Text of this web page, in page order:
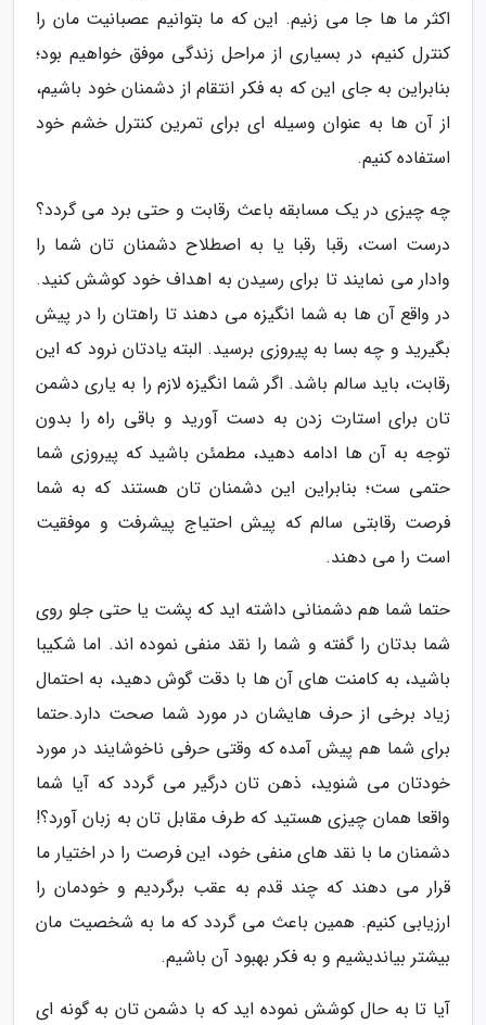
اکثر ما ها جا می زنیم. این که ما بتوانیم عصبانیت مان را
کنترل کنیم، در بسیاری از مراحل زندگی موفق خواهیم بود؛
بنابراین به جای این که به فکر انتقام از دشمنان خود باشیم،
از آن ها به عنوان وسیله ای برای تمرین کنترل خشم خود
استفاده کنیم.
چه چیزی در یک مسابقه باعث رقابت و حتی برد می گردد؟
درست است، رقبا رقبا یا به اصطلاح دشمنان تان شما را
وادار می نمایند تا برای رسیدن به اهداف خود کوشش کنید.
در واقع آن ها به شما انگیزه می دهند تا راهتان را در پیش
بگیرید و چه بسا به پیروزی برسید. البته یادتان نرود که این
رقابت، باید سالم باشد. اگر شما انگیزه لازم را به یاری دشمن
تان برای استارت زدن به دست آورید و باقی راه را بدون
توجه به آن ها ادامه دهید، مطمئن باشید که پیروزی شما
حتمی ست؛ بنابراین این دشمنان تان هستند که به شما
فرصت رقابتی سالم که پیش احتیاج پیشرفت و موفقیت
است را می دهند.
حتما شما هم دشمنانی داشته اید که پشت یا حتی جلو روی
شما بدتان را گفته و شما را نقد منفی نموده اند. اما شکیبا
باشید، به کامنت های آن ها با دقت گوش دهید، به احتمال
زیاد برخی از حرف هایشان در مورد شما صحت دارد.حتما
برای شما هم پیش آمده که وقتی حرفی ناخوشایند در مورد
خودتان می شنوید، ذهن تان درگیر می گردد که آیا شما
واقعا همان چیزی هستید که طرف مقابل تان به زبان آورد؟!
دشمنان ما با نقد های منفی خود، این فرصت را در اختیار ما
قرار می دهند که چند قدم به عقب برگردیم و خودمان را
ارزیابی کنیم. همین باعث می گردد که ما به شخصیت مان
بیشتر بیاندیشیم و به فکر بهبود آن باشیم.
آیا تا به حال کوشش نموده اید که با دشمن تان به گونه ای